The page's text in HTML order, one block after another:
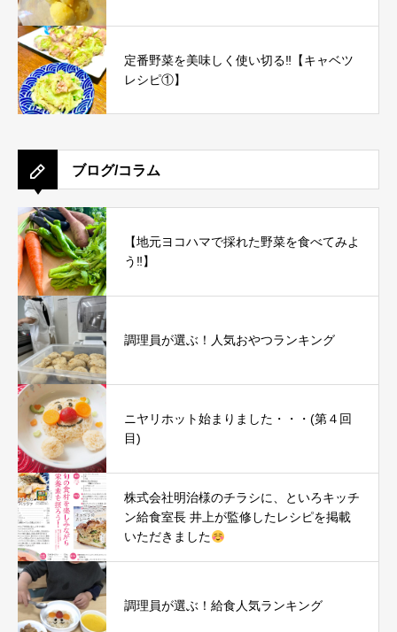
定番野菜を美味しく使い切る‼︎【キャベツ
レシピ①】
ブログ/コラム
【地元ヨコハマで採れた野菜を食べてみよ
う‼︎】
調理員が選ぶ！人気おやつランキング
ニヤリホット始まりました・・・(第４回
目)
株式会社明治様のチラシに、といろキッチ
ン給食室長 井上が監修したレシピを掲載
いただきました
調理員が選ぶ！給食人気ランキング